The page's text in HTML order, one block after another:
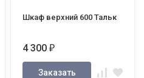
Шкаф верхний 600 Тальк
4 300₽
Заказать